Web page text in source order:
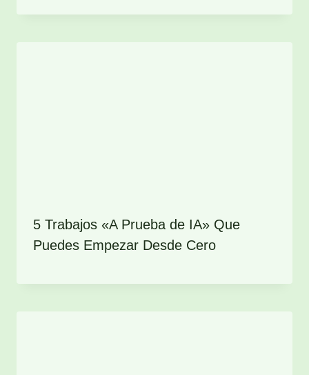
5 Trabajos «A Prueba de IA» Que
Puedes Empezar Desde Cero